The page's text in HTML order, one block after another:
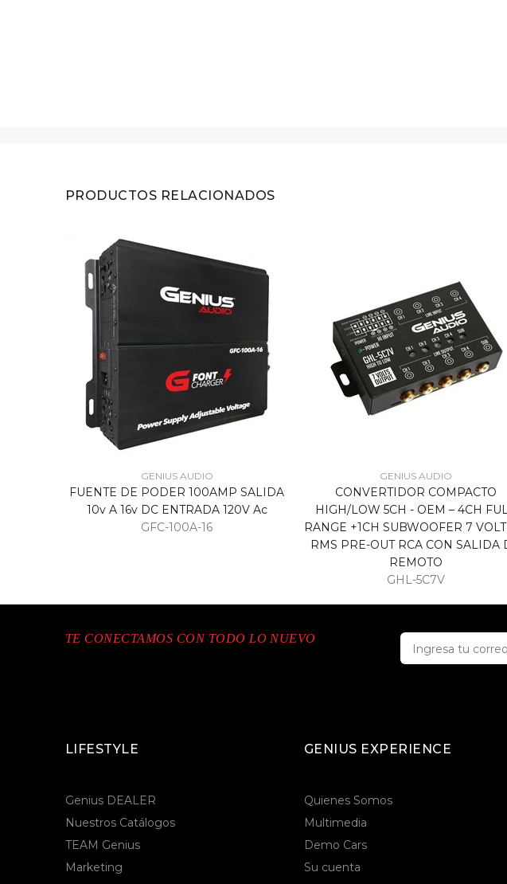
PRODUCTOS RELACIONADOS
GENIUS AUDIO
FUENTE DE PODER 100AMP SALIDA
10v A 16v DC ENTRADA 120V Ac
GFC-100A-16
GENIUS AUDIO
CONVERTIDOR COMPACTO
HIGH/LOW 5CH - OEM – 4CH
RANGE +1CH SUBWOOFER 7
RMS PRE-OUT RCA CON SALIDA
REMOTO
GHL-5C7V
TE CONECTAMOS CON TODO LO NUEVO
LIFESTYLE
Genius DEALER
Nuestros Catálogos
TEAM Genius
Marketing
GENIUS EXPERIENCE
Quienes Somos
Multimedia
Demo Cars
Su cuenta